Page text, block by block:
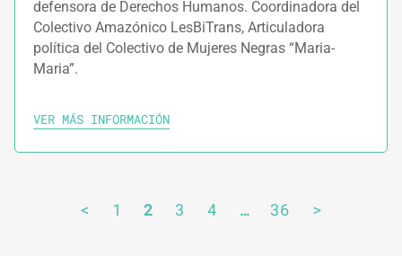
defensora de Derechos Humanos. Coordinadora del
Colectivo Amazónico LesBiTrans, Articuladora
política del Colectivo de Mujeres Negras “Maria-
Maria”.
VER MÁS INFORMACIÓN
< 1 2 3 4 … 36 >